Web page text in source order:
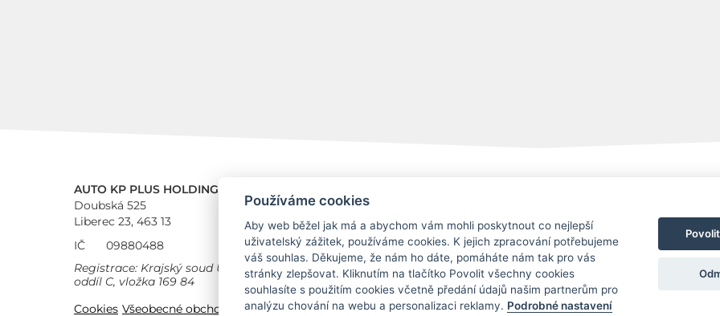
AUTO KP PLUS HOLDING a.s.
Doubská 525
Liberec 23, 463 13
IČ
09880488
Registrace: Krajský soud Ústí nad Labem,
oddíl C, vložka 169 84
Cookies Všeobecné obchodní podmínky
Londýnská 558
Liberec, 460 01
Provozovna Toyota Professional
Doubská 660,
Liberec 463 12
Používáme cookies
Aby web běžel jak má a abychom vám mohli poskytnout co nejlepší
uživatelský zážitek, používáme cookies. K jejich zpracování potřebujeme
váš souhlas. Děkujeme, že nám ho dáte, pomáháte nám tak pro vás
stránky zlepšovat. Kliknutím na tlačítko Povolit všechny cookies
souhlasíte s použitím cookies včetně předání údajů našim partnerům pro
analýzu chování na webu a personalizaci reklamy. Podrobné nastavení